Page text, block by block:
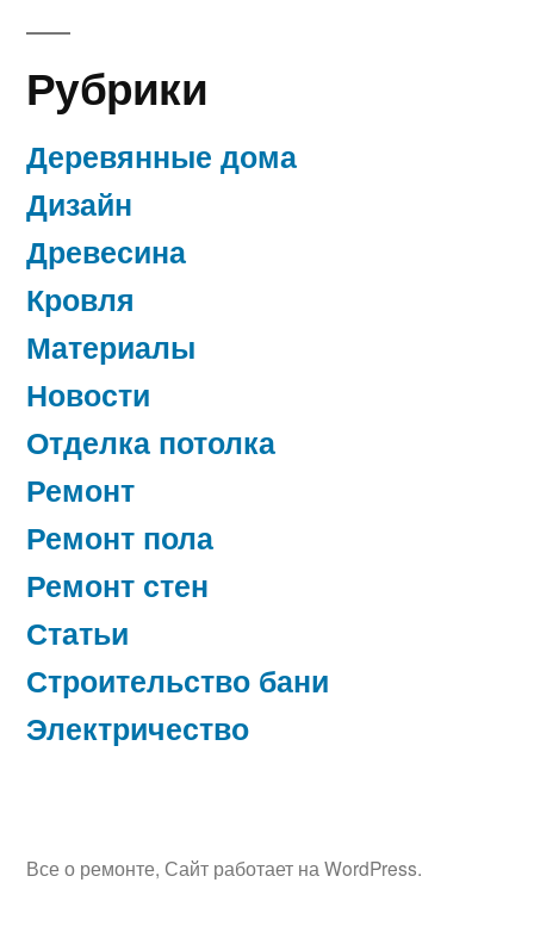
Рубрики
Деревянные дома
Дизайн
Древесина
Кровля
Материалы
Новости
Отделка потолка
Ремонт
Ремонт пола
Ремонт стен
Статьи
Строительство бани
Электричество
Все о ремонте, Сайт работает на WordPress.